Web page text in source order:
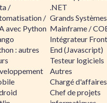
/
/
avec Python
: autres
.NET
Grands
Mainframe /
Intégrateur
End (Javascript)
Testeur logiciels
Autres
Chargé d'affaires
Chef de projets